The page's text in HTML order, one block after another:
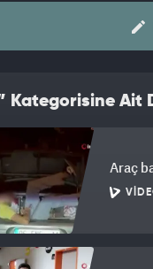
Kategorisine Ait
Araç